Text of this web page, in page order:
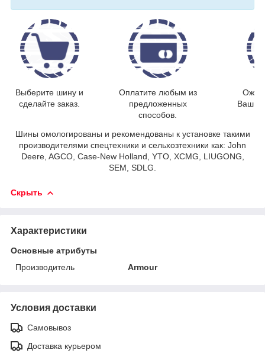
Выберите шину и
сделайте заказ.
Оплатите любым из
предложенных
способов.
Ваш
Шины омологированы и рекомендованы к установке такими
производителями спецтехники и сельхозтехники как: John
Deere, AGCO, Case-New Holland, YTO, XCMG, LIUGONG,
SEM, SDLG.
Скрыть
Характеристики
Основные атрибуты
Производитель
Armour
Условия доставки
Самовывоз
Доставка курьером